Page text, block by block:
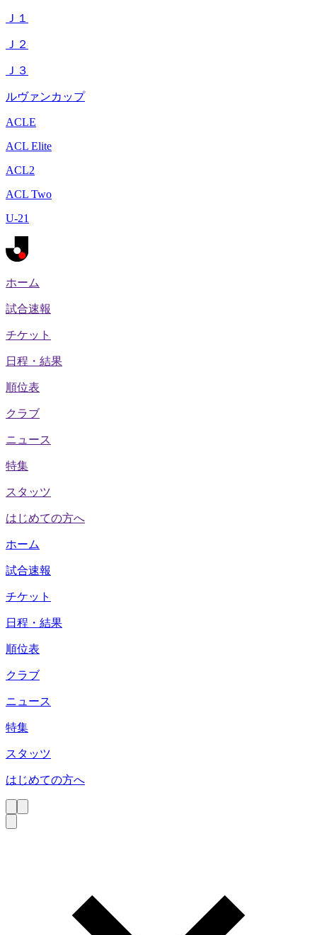
Ｊ１
Ｊ２
Ｊ３
ルヴァンカップ
ACLE
ACL Elite
ACL2
ACL Two
U-21
ホーム
試合速報
チケット
日程・結果
順位表
クラブ
ニュース
特集
スタッツ
はじめての方へ
ホーム
試合速報
チケット
日程・結果
順位表
クラブ
ニュース
特集
スタッツ
はじめての方へ